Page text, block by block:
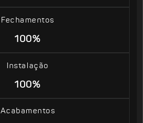
Fechamentos
100%
Instalação
100%
Acabamentos